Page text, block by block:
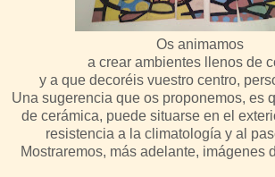
Os animamos
a crear ambientes llenos de
y a que decoréis vuestro centro,
Una sugerencia que os proponemos, es
de cerámica, puede situarse en el
resistencia a la climatología y al
Mostraremos, más adelante, imágenes